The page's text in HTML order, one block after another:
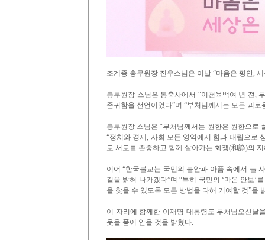
조계종 총무원장 진우스님은 이날 “마음은 평안,
총무원장 스님은 봉축사에서 “이천육백여 년 전,
존귀함을 선언이었다”며 “부처님께서는 모든 괴
총무원장 스님은 “부처님께서는 원한은 원한으로
“정치와 경제, 사회 모든 영역에서 힘과 대립으로
로 서로를 존중하고 함께 살아가는 화쟁(和諍)의
이어 “한국불교는 국민의 불안과 아픔 속에서 늘
길을 밝혀 나가겠다”며 “특히 국민의 ‘마음 안보
을 찾을 수 있도록 모든 방법을 다해 기여할 것”을
이 자리에 함께한 이재명 대통령도 부처님오신날
웃을 품어 안을 것을 밝혔다.